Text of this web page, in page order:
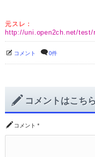
元スレ：
http://uni.open2ch.net/test/
コメント 0件
コメントはこち
コメント *